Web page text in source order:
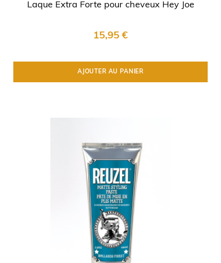
Laque Extra Forte pour cheveux Hey Joe
15,95 €
AJOUTER AU PANIER